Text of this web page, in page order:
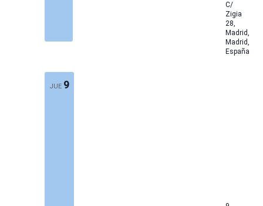
C/
Zigia
28,
Madrid,
Madrid,
España
JUE 9